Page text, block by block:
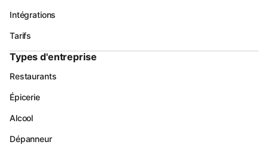
Intégrations
Tarifs
Types d'entreprise
Restaurants
Épicerie
Alcool
Dépanneur